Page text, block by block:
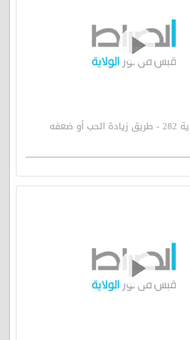
مصباح الهداية 282 - طريق زيادة الحب أو ضعفه